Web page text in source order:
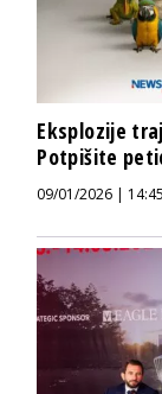
Eksplozije
Potpišite
09/01/2026 | 14:45